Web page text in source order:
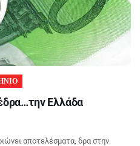
Ελλάδα
αποτελέσματα, δρα στην